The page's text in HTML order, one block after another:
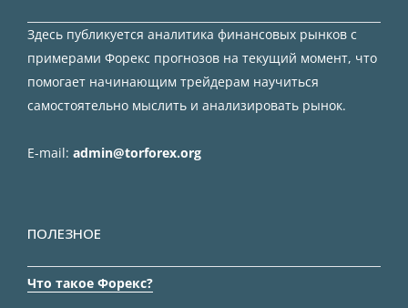
Здесь публикуется аналитика финансовых рынков с
примерами Форекс прогнозов на текущий момент, что
помогает начинающим трейдерам научиться
самостоятельно мыслить и анализировать рынок.
E-mail: admin@torforex.org
ПОЛЕЗНОЕ
Что такое Форекс?